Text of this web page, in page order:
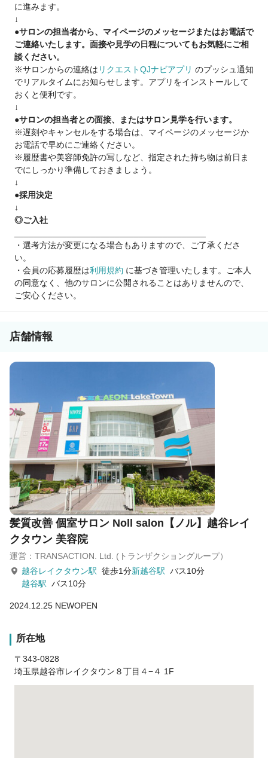
子育て世代も活躍中！
好きなタイミングで無理なく働ける環境です
【独立を目指したい方】
入社後1年間でスタッフの3人1人が独立
・入社後3ヶ月店長→3か月エリアマネージャー→独立
・入社後半年間店長→独立
・入社後すぐ→独立
※独立支援制度概要
経営者教育・勉強会
銀行借入などの資金調達
物件探し、内装外装のサポート
有名ディーラー等仕入先の紹介
集客・求人のバックアップ
教育や人事にまつわる扶助
給料計算・事務の援助
▷半年役職デビュー！
最短20歳の店長も！
▷半年オーナーデビュー！
20代でオーナー20名以上排出。
最短22歳のオーナーも！
アシスタント同伴可
□見学交通費支給
に進みます。
↓
●サロンの担当者から、マイページのメッセージまたはお電話で
ご連絡いたします。面接や見学の日程についてもお気軽にご相
談ください。
※サロンからの連絡は リクエストQJナビアプリ のプッシュ通知
でリアルタイムにお知らせします。アプリをインストールして
おくと便利です。
↓
●サロンの担当者との面接、またはサロン見学を行います。
※遅刻やキャンセルをする場合は、マイページのメッセージか
お電話で早めにご連絡ください。
※履歴書や美容師免許の写しなど、指定された持ち物は前日ま
でにしっかり準備しておきましょう。
↓
●採用決定
↓
◎ご入社
・選考方法が変更になる場合もありますので、ご了承くださ
い。
・会員の応募履歴は利用規約 に基づき管理いたします。ご本人
の同意なく、他のサロンに公開されることはありませんので、
ご安心ください。
店舗情報
髪質改善 個室サロン Noll salon【ノル】越谷レイ
クタウン 美容院
運営：TRANSACTION. Ltd. (トランザクショングループ）
越谷レイクタウン駅 徒歩1分新越谷駅 バス10分
越谷駅 バス10分
2024.12.25 NEWOPEN
所在地
〒343-0828
埼玉県越谷市レイクタウン８丁目４−４ 1F